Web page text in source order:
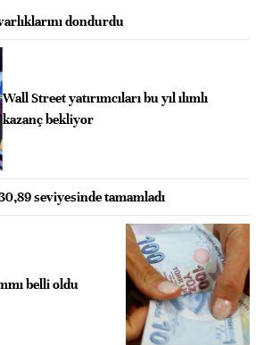
dondurdu
Wall Street yatırımcıları bu yıl ılımlı
kazanç bekliyor
seviyesinde tamamladı
belli oldu